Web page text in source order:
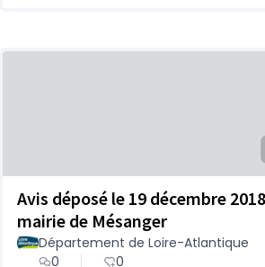
Avis déposé le 19 décembre
mairie de Mésanger
Département de Loire-Atlantique
0
0